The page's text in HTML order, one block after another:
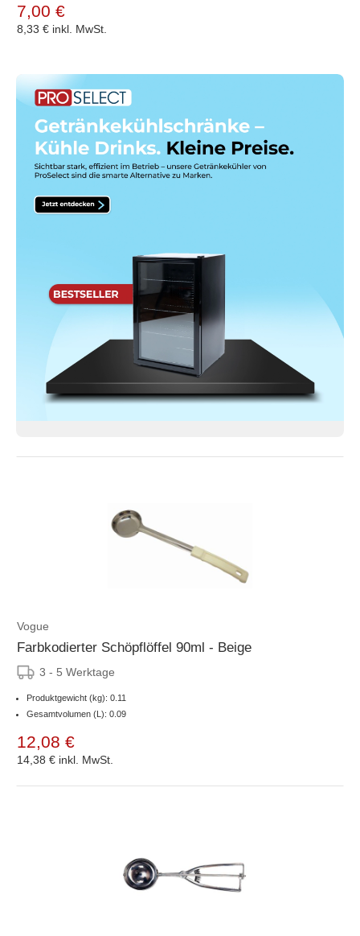
7,00 €
8,33 € inkl. MwSt.
Vogue
Farbkodierter Schöpflöffel 90ml - Beige
3 - 5 Werktage
Produktgewicht (kg): 0.11
Gesamtvolumen (L): 0.09
12,08 €
14,38 € inkl. MwSt.